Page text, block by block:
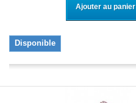
Ajouter au panier
Disponible